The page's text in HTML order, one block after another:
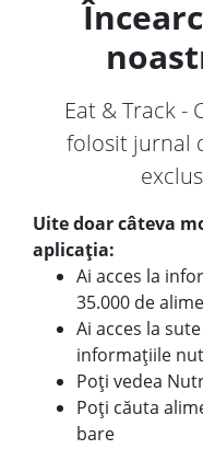
Eat & Track -
folosit jurnal
Uite doar câteva
aplicația:
Ai acces la
35.000 de
Ai acces la
informațiile
Poți vedea
Poți căuta
bare